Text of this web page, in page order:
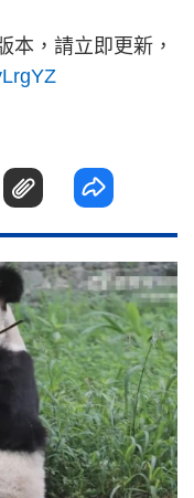
本，請立即更新，